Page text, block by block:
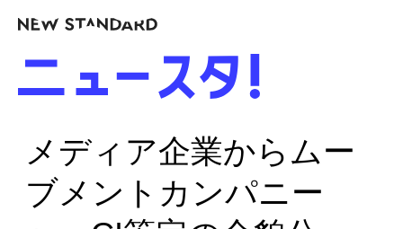
メディア企業からムー
ブメントカンパニー